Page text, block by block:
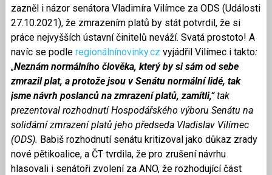
zazněl i názor senátora Vladimíra Vilímce za ODS (Události
27.10.2021), že zmrazením platů by stát potvrdil, že si
práce nejvyšších ústavní činitelů neváží. Svatá prostoto! A
navíc se podle regionálnínovinky.cz vyjádřil Vilímec i takto:
„Neznám normálního člověka, který by si sám od sebe
zmrazil plat, a protože jsou v Senátu normální lidé, tak
jsme návrh poslanců na zmrazení platů, zamítli,“tak
prezentoval rozhodnutí Hospodářského výboru Senátu na
solidární zmrazení platů jeho předseda Vladislav Vilímec
(ODS). Babiš rozhodnutí senátu kritizoval jako důkaz zrady
nové pětikoalice, a ČT tvrdila, že pro zrušení návrhu
hlasovali i senátoři zvolení za ANO, že rozhodující část